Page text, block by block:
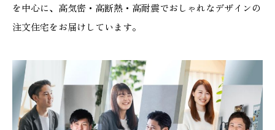
を中心に、高気密・高断熱・高耐震でおしゃれなデザインの
注文住宅をお届けしています。